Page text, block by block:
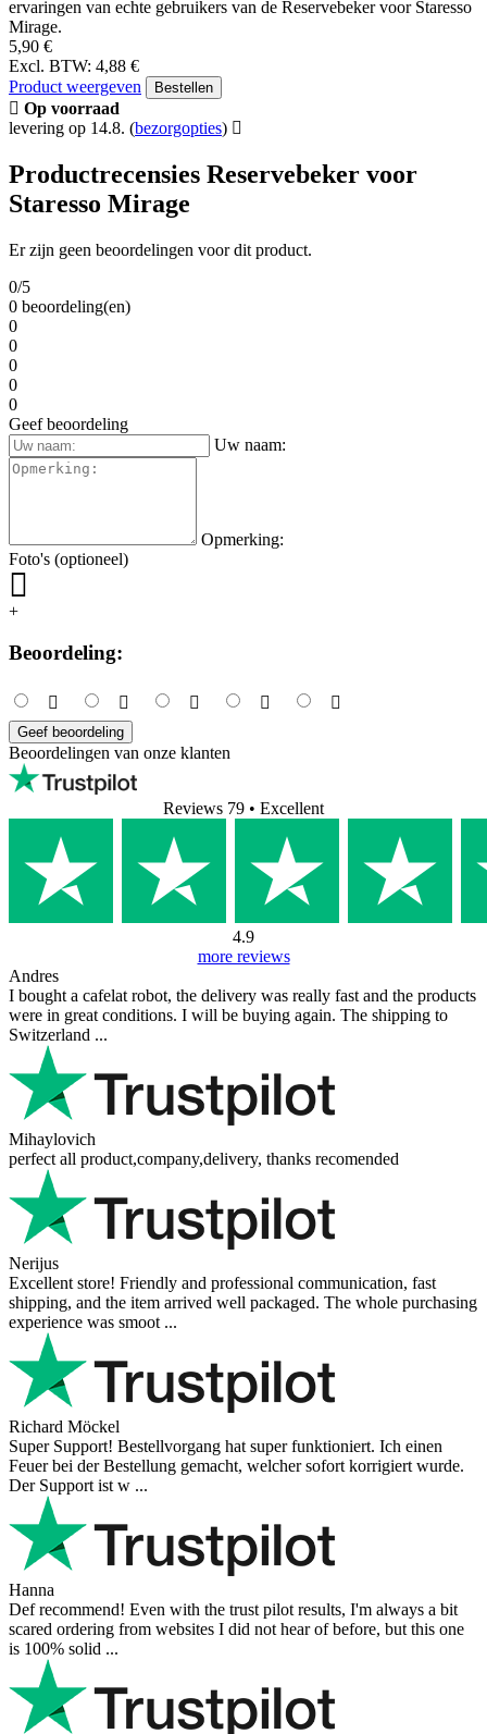
ervaringen van echte gebruikers van de Reservebeker voor Staresso
Mirage.
5,90 €
Excl. BTW: 4,88 €
Product weergeven
Bestellen
Op voorraad
levering op 14.8. (bezorgopties)
Productrecensies Reservebeker voor
Staresso Mirage
Er zijn geen beoordelingen voor dit product.
0/5
0 beoordeling(en)
0
0
0
0
0
Geef beoordeling
Uw naam:
Opmerking:
Foto's (optioneel)
+
Beoordeling:
Geef beoordeling
Beoordelingen van onze klanten
Reviews 79 • Excellent
4.9
more reviews
Andres
I bought a cafelat robot, the delivery was really fast and the products
were in great conditions. I will be buying again. The shipping to
Switzerland ...
Mihaylovich
perfect all product,company,delivery, thanks recomended
Nerijus
Excellent store! Friendly and professional communication, fast
shipping, and the item arrived well packaged. The whole purchasing
experience was smoot ...
Richard Möckel
Super Support! Bestellvorgang hat super funktioniert. Ich einen
Feuer bei der Bestellung gemacht, welcher sofort korrigiert wurde.
Der Support ist w ...
Hanna
Def recommend! Even with the trust pilot results, I'm always a bit
scared ordering from websites I did not hear of before, but this one
is 100% solid ...